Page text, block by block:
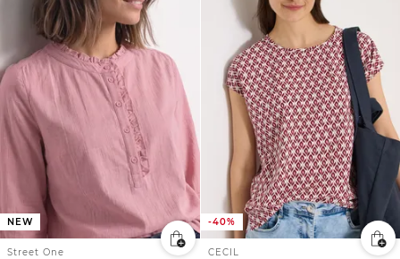
NEW
Street One
-40%
CECIL